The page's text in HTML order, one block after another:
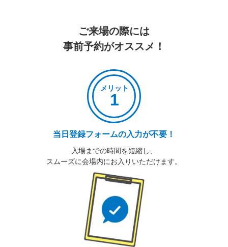
ご来場の際には
事前予約がオススメ！
メリット
1
当日登録フォームの入力が不要！
入場までの時間を短縮し、
スムーズに会場内にお入りいただけます。